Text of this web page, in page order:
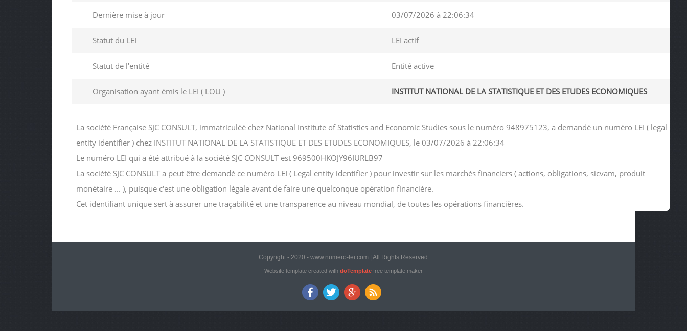
Dernière mise à jour
03/07/2026 à 22:06:34
Statut du LEI LEI actif
Statut de l'entité Entité active
Organisation ayant émis le LEI ( LOU ) INSTITUT NATIONAL DE LA STATISTIQUE ET DES ETUDES ECONOMIQUES
La société Française SJC CONSULT, immatriculéé chez National Institute of Statistics and Economic Studies sous le numéro 948975123, a demandé un numéro LEI ( legal
entity identifier ) chez INSTITUT NATIONAL DE LA STATISTIQUE ET DES ETUDES ECONOMIQUES, le 03/07/2026 à 22:06:34
Le numéro LEI qui a été attribué à la société SJC CONSULT est 969500HKOJY96IURLB97
La société SJC CONSULT a peut être demandé ce numéro LEI ( Legal entity identifier ) pour investir sur les marchés financiers ( actions, obligations, sicvam, produit
monétaire ... ), puisque c'est une obligation légale avant de faire une quelconque opération financière.
Cet identifiant unique sert à assurer une traçabilité et une transparence au niveau mondial, de toutes les opérations financières.
Copyright - 2020 - www.numero-lei.com | All Rights Reserved
Website template created with doTemplatefree template maker